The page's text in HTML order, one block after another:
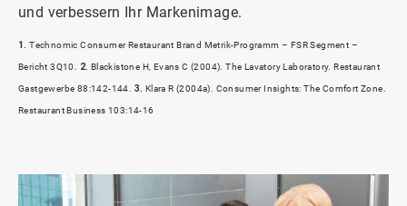
und verbessern Ihr Markenimage.
1. Technomic Consumer Restaurant Brand Metrik-Programm – FSR Segment –
Bericht 3Q10. 2. Blackistone H, Evans C (2004). The Lavatory Laboratory. Restaurant
Gastgewerbe 88:142-144. 3. Klara R (2004a). Consumer Insights: The Comfort Zone.
Restaurant Business 103:14-16